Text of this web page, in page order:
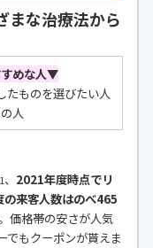
まな治療法から
めな人▼
たものを選びたい人
人
、 2021年度時点でリ
来客人数はのべ465
価格帯の安さが人気
でもクーポンが貰えま